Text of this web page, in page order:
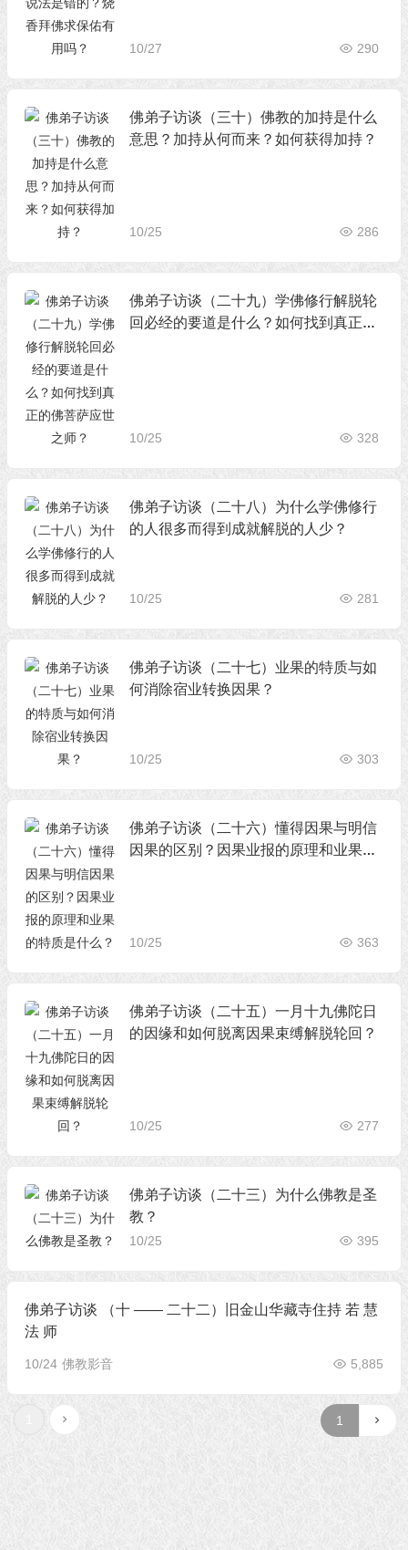
10/27 290
佛弟子访谈（三十）佛教的加持是什么
意思？加持从何而来？如何获得加持？
10/25 286
佛弟子访谈（二十九）学佛修行解脱轮
回必经的要道是什么？如何找到真正的
10/25 328
佛弟子访谈（二十八）为什么学佛修行
的人很多而得到成就解脱的人少？
10/25 281
佛弟子访谈（二十七）业果的特质与如
何消除宿业转换因果？
10/25 303
佛弟子访谈（二十六）懂得因果与明信
因果的区别？因果业报的原理和业果的
10/25 363
佛弟子访谈（二十五）一月十九佛陀日
的因缘和如何脱离因果束缚解脱轮回？
10/25 277
佛弟子访谈（二十三）为什么佛教是圣
教？
10/25 395
佛弟子访谈 （十 —— 二十二）旧金山华藏寺住持 若 慧
法 师
10/24 佛教影音 5,885